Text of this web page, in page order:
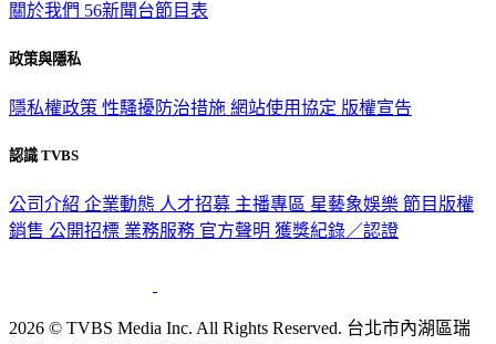
關於我們 56新聞台節目表
政策與隱私
隱私權政策 性騷擾防治措施 網站使用協定 版權宣告
認識 TVBS
公司介紹 企業動態 人才招募 主播專區 星藝象娛樂 節目版權
銷售 公開招標 業務服務 官方聲明 獲獎紀錄／認證
2026 © TVBS Media Inc. All Rights Reserved. 台北市內湖區瑞